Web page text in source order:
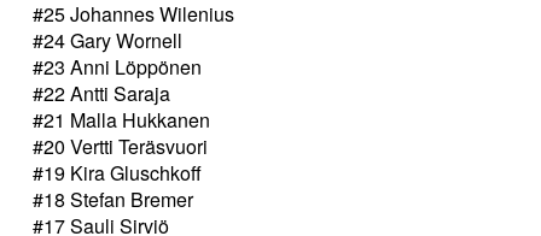
#25 Johannes Wilenius
#24 Gary Wornell
#23 Anni Löppönen
#22 Antti Saraja
#21 Malla Hukkanen
#20 Vertti Teräsvuori
#19 Kira Gluschkoff
#18 Stefan Bremer
#17 Sauli Sirviö